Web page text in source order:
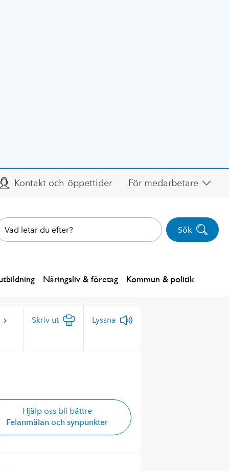
Kontakt och öppettider För medarbetare
Sök
Näringsliv & företag Kommun & politik
Skriv ut Lyssna
Hjälp oss bli bättre
Felanmälan och synpunkter